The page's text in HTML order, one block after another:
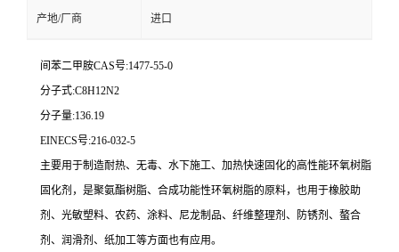
产地/厂商 进口
间苯二甲胺CAS号:1477-55-0
分子式:C8H12N2
分子量:136.19
EINECS号:216-032-5
主要用于制造耐热、无毒、水下施工、加热快速固化的高性能环氧树脂
固化剂，是聚氨酯树脂、合成功能性环氧树脂的原料，也用于橡胶助
剂、光敏塑料、农药、涂料、尼龙制品、纤维整理剂、防锈剂、螯合
剂、润滑剂、纸加工等方面也有应用。